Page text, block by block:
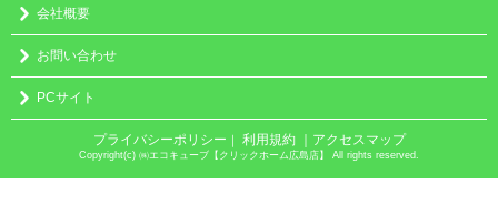
会社概要
お問い合わせ
PCサイト
プライバシーポリシー ｜ 利用規約 ｜アクセスマップ
Copyright(c) ㈱エコキューブ【クリックホーム広島店】 All rights reserved.